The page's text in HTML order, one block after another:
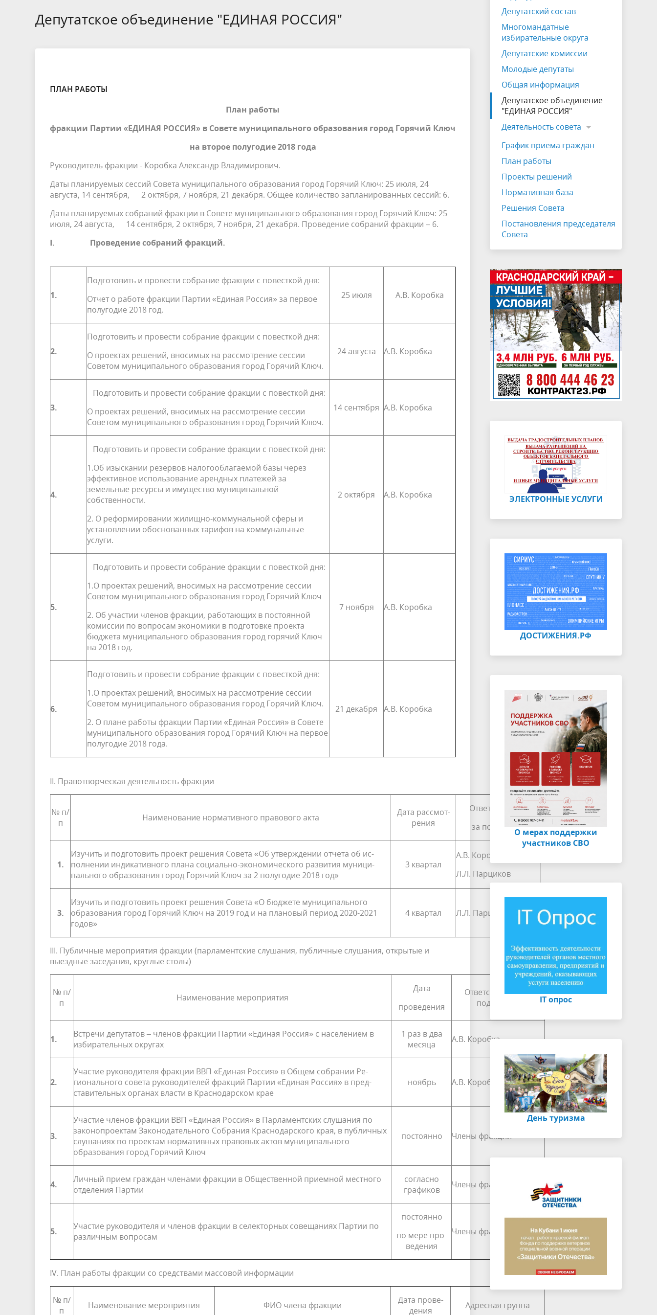
алкогольной продукции
Электронная Книга памяти
Депутатское объединение "ЕДИНАЯ РОССИЯ"
ПЛАН РАБОТЫ
План работы
фракции Партии «ЕДИНАЯ РОССИЯ» в Совете муниципального образования город Горячий Ключ
на второе полугодие 2018 года
Руководитель фракции - Коробка Александр Владимирович.
Даты планируемых сессий Совета муниципального образования город Горячий Ключ: 25 июля, 24
августа, 14 сентября, 2 октября, 7 ноября, 21 декабря. Общее количество запланированных сессий: 6.
Даты планируемых собраний фракции в Совете муниципального образования город Горячий Ключ: 25
июля, 24 августа, 14 сентября, 2 октября, 7 ноября, 21 декабря. Проведение собраний фракции – 6.
I. Проведение собраний фракций.
1.
Подготовить и провести собрание фракции с повесткой дня:
Отчет о работе фракции Партии «Единая Россия» за первое
полугодие 2018 год.
25 июля А.В. Коробка
2.
Подготовить и провести собрание фракции с повесткой дня:
О проектах решений, вносимых на рассмотрение сессии
Советом муници­пального образования город Горячий Ключ.
24 августа А.В. Коробка
3.
Подготовить и провести собрание фракции с повесткой дня:
О проектах решений, вносимых на рассмотрение сессии
Советом муници­пального образования город Горячий Ключ.
14 сентября А.В. Коробка
4.
Подготовить и провести собрание фракции с повесткой дня:
1.Об изыскании резервов налогооблагаемой базы через
эффективное использование арендных платежей за
земельные ресурсы и имущество муниципальной
собственности.
2. О реформировании жилищно-коммунальной сферы и
установлении обоснованных тарифов на коммунальные
услуги.
2 октября А.В. Коробка
5.
Подготовить и провести собрание фракции с повесткой дня:
1.О проектах решений, вносимых на рассмотрение сессии
Советом муници­пального образования город Горячий Ключ
2. Об участии членов фракции, работающих в постоянной
комиссии по вопросам экономики в подготовке проекта
бюджета муниципального образования город горячий Ключ
на 2018 год.
7 ноября А.В. Коробка
6.
Подготовить и провести собрание фракции с повесткой дня:
1.О проектах решений, вносимых на рассмотрение сессии
Советом муници­пального образования город Горячий Ключ.
2. О плане работы фракции Партии «Единая Россия» в Совете
муниципаль­ного образования город Горячий Ключ на первое
полугодие 2018 года.
21 декабря А.В. Коробка
II. Правотворческая деятельность фракции
№ п/
п
Наименование нормативного правового акта
Дата рассмот­
рения
Ответственный
за подготовку
1.
Изучить и подготовить проект решения Совета «Об утверждении отчета об ис­
полнении индикативного плана социально-экономического развития муници­
пального образования город Горячий Ключ за 2 полугодие 2018 год»
3 квартал
А.В. Коробка
Л.Л. Парциков
3.
Изучить и подготовить проект решения Совета «О бюджете муниципального
образования город Горячий Ключ на 2019 год и на плановый период 2020-2021
годов»
4 квартал Л.Л. Парциков
III. Публичные мероприятия фракции (парламентские слушания, публичные слушания, открытые и
выездные заседания, круглые столы)
№ п/
п
Наименование мероприятия
Дата
проведения
Ответственные за
подготовку
1.
Встречи депутатов – членов фракции Партии «Единая Россия» с населением в
избирательных округах
1 раз в два
месяца
А.В. Коробка
2.
Участие руководителя фракции ВВП «Единая Россия» в Общем собрании Ре­
гионального совета руководителей фракций Партии «Единая Россия» в пред­
ставительных органах власти в Краснодар­ском крае
ноябрь А.В. Коробка
3.
Участие членов фракции ВВП «Единая Россия» в Парламентских слушания по
законопроектам Законодательного Собрания Краснодарского края, в пуб­личных
слушаниях по проектам нормативных правовых актов муниципального
образования город Горячий Ключ
постоянно Члены фракции
4.
Личный прием граждан членами фракции в Общественной приемной местного
отделения Партии
согласно
графиков
Члены фракции
5.
Участие руководителя и членов фракции в селекторных совещаниях Партии по
различным вопросам
постоянно
по мере про­
ведения
Члены фракции
IV. План работы фракции со средствами массовой информации
№ п/
п
Наименование мероприятия ФИО члена фракции
Дата прове­
дения
Адресная группа
Депутатский состав
Многомандатные
избирательные округа
Депутатские комиссии
Молодые депутаты
Общая информация
Депутатское объединение
"ЕДИНАЯ РОССИЯ"
Деятельность совета
График приема граждан
План работы
Проекты решений
Нормативная база
Решения Совета
Постановления председателя
Совета
ЭЛЕКТРОННЫЕ УСЛУГИ
ДОСТИЖЕНИЯ.РФ
О мерах поддержки
участников СВО
IT опрос
День туризма